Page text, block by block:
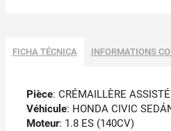
FICHA TÉCNICA INFORMATIONS
Pièce: CRÉMAILLÈRE
Véhicule: HONDA CIVIC
Moteur: 1.8 ES (140CV)